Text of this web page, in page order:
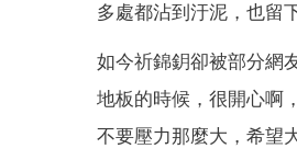
多處都沾到汙泥，也留
如今祈錦鈅卻被部分網
地板的時候，很開心啊
不要壓力那麼大，希望